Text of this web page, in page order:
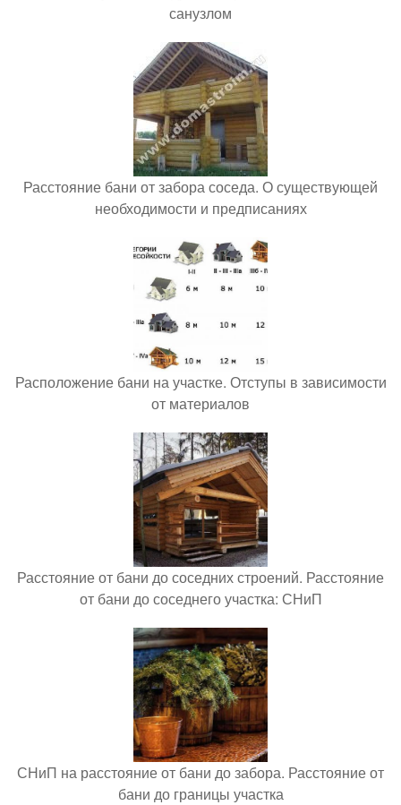
санузлом
Расстояние бани от забора соседа. О существующей
необходимости и предписаниях
Расположение бани на участке. Отступы в зависимости
от материалов
Расстояние от бани до соседних строений. Расстояние
от бани до соседнего участка: СНиП
СНиП на расстояние от бани до забора. Расстояние от
бани до границы участка